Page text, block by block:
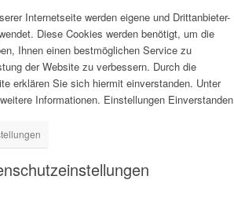
Internetseite werden eigene und Drittanbieter-
Diese Cookies werden benötigt, um die
Ihnen einen bestmöglichen Service zu
der Website zu verbessern. Durch die
erklären Sie sich hiermit einverstanden. Unter
Informationen. Einstellungen Einverstanden